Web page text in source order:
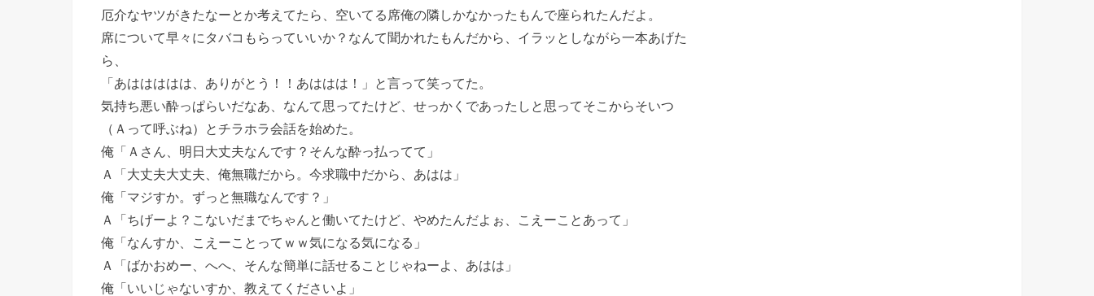
厄介なヤツがきたなーとか考えてたら、空いてる席俺の隣しかなかったもんで座られたんだよ。
席について早々にタバコもらっていいか？なんて聞かれたもんだから、イラッとしながら一本あげた
ら、
「あははははは、ありがとう！！あははは！」と言って笑ってた。
気持ち悪い酔っぱらいだなあ、なんて思ってたけど、せっかくであったしと思ってそこからそいつ
（Ａって呼ぶね）とチラホラ会話を始めた。
俺「Ａさん、明日大丈夫なんです？そんな酔っ払ってて」
Ａ「大丈夫大丈夫、俺無職だから。今求職中だから、あはは」
俺「マジすか。ずっと無職なんです？」
Ａ「ちげーよ？こないだまでちゃんと働いてたけど、やめたんだよぉ、こえーことあって」
俺「なんすか、こえーことってｗｗ気になる気になる」
Ａ「ばかおめー、へへ、そんな簡単に話せることじゃねーよ、あはは」
俺「いいじゃないすか、教えてくださいよ」